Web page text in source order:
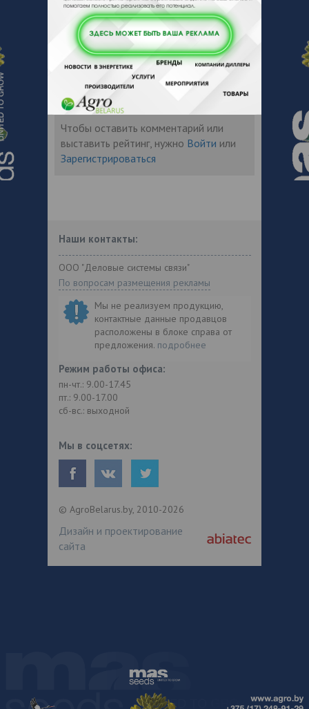
ремонта, сварки труб и трубопроводов,
технику для гидродинамической очистки,
аппараты высокого давления.
Чтобы оставить комментарий или
выставить рейтинг, нужно Войти или
Зарегистрироваться
Наши контакты:
ООО "Деловые системы связи"
По вопросам размещения рекламы
Мы не реализуем продукцию,
контактные данные продавцов
расположены в блоке справа от
предложения. подробнее
Режим работы офиса:
пн-чт.: 9.00-17.45
пт.: 9.00-17.00
сб-вс.: выходной
Мы в соцсетях:
© AgroBelarus.by, 2010-2026
Дизайн и проектирование
сайта